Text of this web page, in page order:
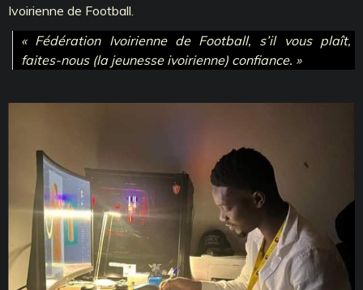
Ivoirienne de Football.
« Fédération Ivoirienne de Football, s’il vous plaît,
faites-nous (la jeunesse ivoirienne) confiance. »